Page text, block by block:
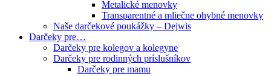
Metalické menovky
Transparentné a mliečne ohybné menovky
Naše darčekové poukážky – Dejwis
Darčeky pre…
Darčeky pre kolegov a kolegyne
Darčeky pre rodinných príslušníkov
Darčeky pre mamu